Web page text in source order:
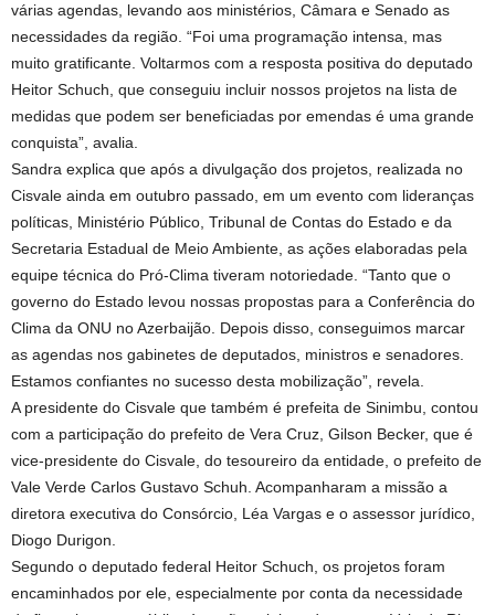
várias agendas, levando aos ministérios, Câmara e Senado as
necessidades da região. “Foi uma programação intensa, mas
muito gratificante. Voltarmos com a resposta positiva do deputado
Heitor Schuch, que conseguiu incluir nossos projetos na lista de
medidas que podem ser beneficiadas por emendas é uma grande
conquista”, avalia.
Sandra explica que após a divulgação dos projetos, realizada no
Cisvale ainda em outubro passado, em um evento com lideranças
políticas, Ministério Público, Tribunal de Contas do Estado e da
Secretaria Estadual de Meio Ambiente, as ações elaboradas pela
equipe técnica do Pró-Clima tiveram notoriedade. “Tanto que o
governo do Estado levou nossas propostas para a Conferência do
Clima da ONU no Azerbaijão. Depois disso, conseguimos marcar
as agendas nos gabinetes de deputados, ministros e senadores.
Estamos confiantes no sucesso desta mobilização”, revela.
A presidente do Cisvale que também é prefeita de Sinimbu, contou
com a participação do prefeito de Vera Cruz, Gilson Becker, que é
vice-presidente do Cisvale, do tesoureiro da entidade, o prefeito de
Vale Verde Carlos Gustavo Schuh. Acompanharam a missão a
diretora executiva do Consórcio, Léa Vargas e o assessor jurídico,
Diogo Durigon.
Segundo o deputado federal Heitor Schuch, os projetos foram
encaminhados por ele, especialmente por conta da necessidade